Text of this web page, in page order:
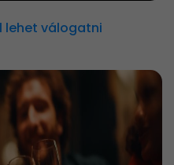
lehet válogatni